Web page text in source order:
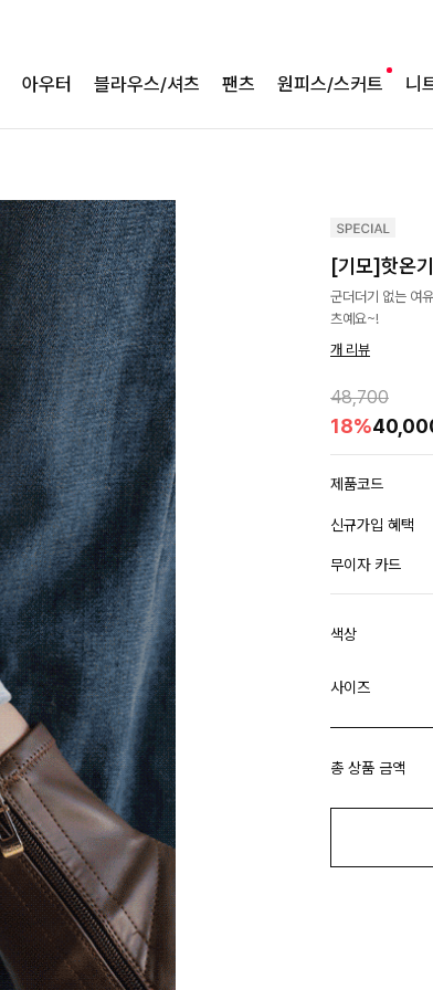
아우터 블라우스/셔츠 팬츠 원피스/스커트 니
[기모]핫온
군더더기 없는 여
츠예요~!
개 리뷰
48,700
18%
제품코드
신규가입 혜택
무이자 카드
색상
사이즈
총 상품 금액